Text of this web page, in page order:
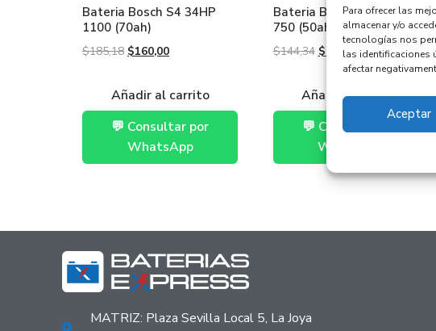
Para ofrecer las
almacenar y/o
tecnologías nos
las identificaciones
afectar
Aceptar
Bateria Bosch S4 34HP
1100 (70ah)
$185,18 $160,00
Añadir al carrito
💬 Consultar por
WhatsApp
Bateria Bosch S4 36HP
750 (50ah)
$144,34 $ 125,00
Añadir al carrito
💬 Consultar por
WhatsApp
MATRIZ: Plaza Sevilla Local 5, La Joya